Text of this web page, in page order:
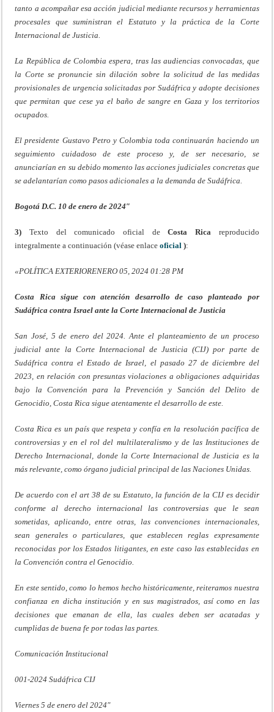
tanto a acompañar esa acción judicial mediante recursos y herramientas
procesales que suministran el Estatuto y la práctica de la Corte
Internacional de Justicia.
La República de Colombia espera, tras las audiencias convocadas, que
la Corte se pronuncie sin dilación sobre la solicitud de las medidas
provisionales de urgencia solicitadas por Sudáfrica y adopte decisiones
que permitan que cese ya el baño de sangre en Gaza y los territorios
ocupados.
El presidente Gustavo Petro y Colombia toda continuarán haciendo un
seguimiento cuidadoso de este proceso y, de ser necesario, se
anunciarían en su debido momento las acciones judiciales concretas que
se adelantarían como pasos adicionales a la demanda de Sudáfrica.
Bogotá D.C. 10 de enero de 2024″
3) Texto del comunicado oficial deCosta Rica reproducido
integralmente a continuación (véase enlaceoficial ):
«POLÍTICA EXTERIORENERO 05, 2024 01:28 PM
Costa Rica sigue con atención desarrollo de caso planteado por
Sudáfrica contra Israel ante la Corte Internacional de Justicia
San José, 5 de enero del 2024. Ante el planteamiento de un proceso
judicial ante la Corte Internacional de Justicia (CIJ) por parte de
Sudáfrica contra el Estado de Israel, el pasado 27 de diciembre del
2023, en relación con presuntas violaciones a obligaciones adquiridas
bajo la Convención para la Prevención y Sanción del Delito de
Genocidio, Costa Rica sigue atentamente el desarrollo de este.
Costa Rica es un país que respeta y confía en la resolución pacífica de
controversias y en el rol del multilateralismo y de las Instituciones de
Derecho Internacional, donde la Corte Internacional de Justicia es la
más relevante, como órgano judicial principal de las Naciones Unidas.
De acuerdo con el art 38 de su Estatuto, la función de la CIJ es decidir
conforme al derecho internacional las controversias que le sean
sometidas, aplicando, entre otras, las convenciones internacionales,
sean generales o particulares, que establecen reglas expresamente
reconocidas por los Estados litigantes, en este caso las establecidas en
la Convención contra el Genocidio.
En este sentido, como lo hemos hecho históricamente, reiteramos nuestra
confianza en dicha institución y en sus magistrados, así como en las
decisiones que emanan de ella, las cuales deben ser acatadas y
cumplidas de buena fe por todas las partes.
Comunicación Institucional
001-2024 Sudáfrica CIJ
Viernes 5 de enero del 2024″